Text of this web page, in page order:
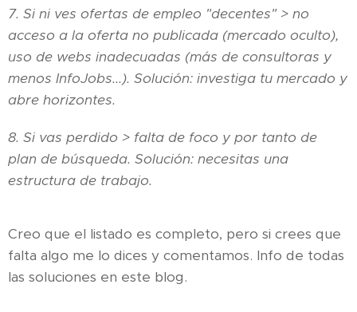
7. Si ni ves ofertas de empleo "decentes" > no
acceso a la oferta no publicada (mercado oculto),
uso de webs inadecuadas (más de consultoras y
menos InfoJobs...). Solución: investiga tu mercado y
abre horizontes.
8. Si vas perdido > falta de foco y por tanto de
plan de búsqueda. Solución: necesitas una
estructura de trabajo.
Creo que el listado es completo, pero si crees que
falta algo me lo dices y comentamos. Info de todas
las soluciones en este blog.